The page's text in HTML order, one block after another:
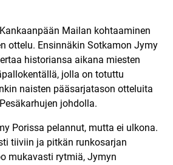
Mailan kohtaaminen
ottelu. Ensinnäkin Sotkamon Jymy
historiansa aikana miesten
jolla on totuttu
naisten pääsarjatason otteluita
johdolla.
Porissa pelannut, mutta ei ulkona.
tiiviin ja pitkän runkosarjan
mukavasti rytmiä, Jymyn